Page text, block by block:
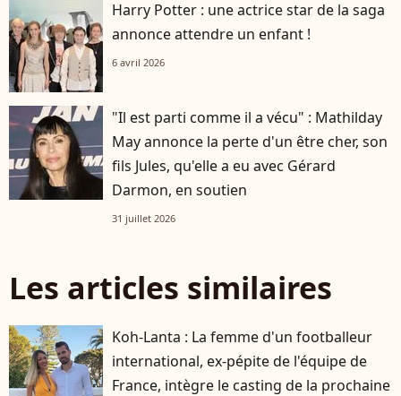
Harry Potter : une actrice star de la saga
annonce attendre un enfant !
6 avril 2026
"Il est parti comme il a vécu" : Mathilday
May annonce la perte d'un être cher, son
fils Jules, qu'elle a eu avec Gérard
Darmon, en soutien
31 juillet 2026
Les articles similaires
Koh-Lanta : La femme d'un footballeur
international, ex-pépite de l'équipe de
France, intègre le casting de la prochaine